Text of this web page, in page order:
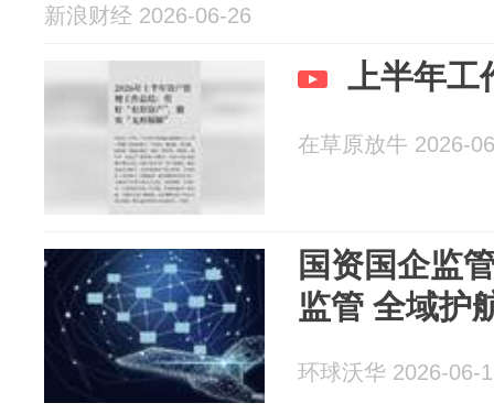
新浪财经 2026-06-26
上半年工
在草原放牛 2026-
国资国企监
监管 全域护
环球沃华 2026-06-